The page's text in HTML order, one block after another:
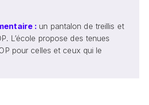
:un pantalon de treillis et
L’école propose des tenues
pour celles et ceux qui le